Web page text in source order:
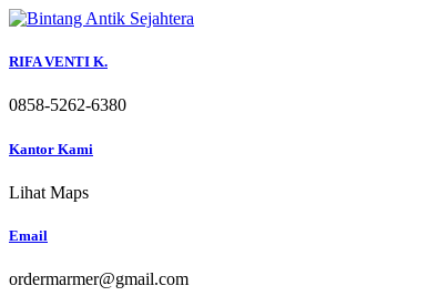
Skip
content
RIFA VENTI K.
0858-5262-6380
Kantor Kami
Lihat Maps
Email
ordermarmer@gmail.com